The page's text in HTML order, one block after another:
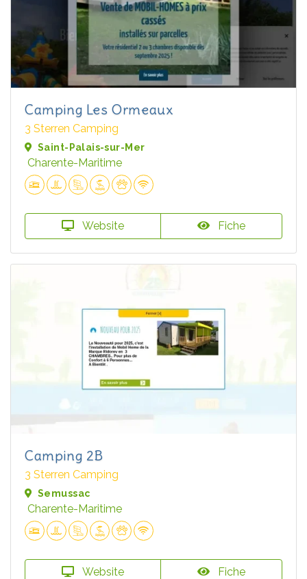
Camping Les Ormeaux
3 Sterren Camping
Saint-Palais-sur-Mer
Charente-Maritime
Website Fiche
Camping 2B
3 Sterren Camping
Semussac
Charente-Maritime
Website Fiche